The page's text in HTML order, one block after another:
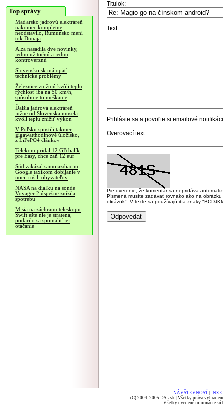
Top správy
Maďarsko jadrovú elektráreň
nakoniec kompletne
neodstavilo, Rumunsko mení
tok Dunaja
Alza nasadila dve novinky,
jednu užitočnú a jednu
kontroverznú
Slovensko.sk má opäť
technické problémy
Železnice znižujú kvôli teplu
rýchlosť iba na 50 km/h,
spôsobuje to meškanie
Ďalšia jadrová elektráreň
južne od Slovenska musela
kvôli teplu znížiť výkon
V Poľsku spustili takmer
gigawatthodinové úložisko,
z LiFePO4 článkov
Telekom pridal 12 GB balík
pre Easy, chce zaň 12 eur
Súd zakázal samojazdiacim
Google taxíkom dobíjanie v
noci, rušili obyvateľov
NASA na diaľku na sonde
Voyager 2 úspešne znížila
spotrebu
Misia na záchranu teleskopu
Swift ešte nie je stratená,
podarilo sa spomaliť jej
otáčanie
Titulok:
Text:
Prihláste sa a povoľte si emailové
Overovací text:
Pre overenie, že komentár sa nepridáva
Písmená musíte zadávať rovnako ako na
obrázok". V texte sa používajú iba znaky
NÁVŠTEVNOSŤ
(C) 2004, 2005 DSL.sk | Všetky práva
Všetky uvedené informácie sú